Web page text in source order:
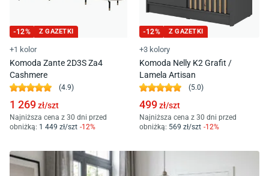
-12% Z GAZETKI
+1 kolor
Komoda Zante 2D3S Za4
Cashmere
(4.9)
1 269zł/szt
Najniższa cena z 30 dni przed
obniżką: 1 449 zł/szt -12%
-12% Z GAZETKI
+3 kolory
Komoda Nelly K2 Grafit /
Lamela Artisan
(5.0)
499zł/szt
Najniższa cena z 30 dni przed
obniżką: 569 zł/szt -12%